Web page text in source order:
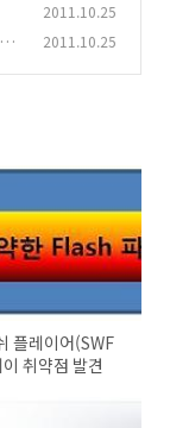
2011.10.25
2011.10.25
플레이어(SWF
취약점 발견